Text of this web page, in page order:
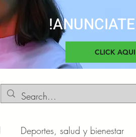
CLICK AQUI
Deportes, salud y bienestar